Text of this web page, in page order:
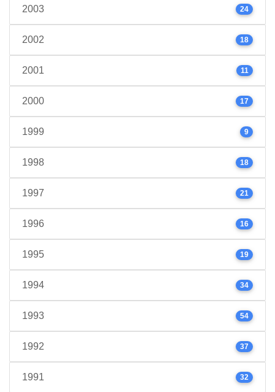
2003 24
2002 18
2001 11
2000 17
1999 9
1998 18
1997 21
1996 16
1995 19
1994 34
1993 54
1992 37
1991 32